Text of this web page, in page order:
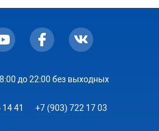
до 22:00 без выходных
41 +7 (903) 722 17 03